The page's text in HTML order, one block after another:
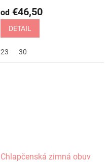
od €46,50
DETAIL
23 30
Chlapčenská zimná obuv